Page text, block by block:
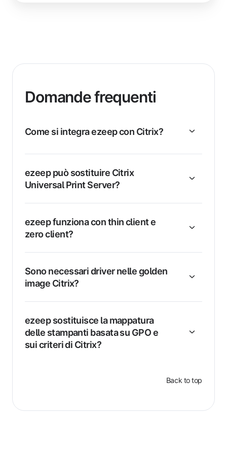
Domande frequenti
Come si integra ezeep con Citrix?
ezeep può sostituire Citrix
Universal Print Server?
ezeep funziona con thin client e
zero client?
Sono necessari driver nelle golden
image Citrix?
ezeep sostituisce la mappatura
delle stampanti basata su GPO e
sui criteri di Citrix?
Back to top